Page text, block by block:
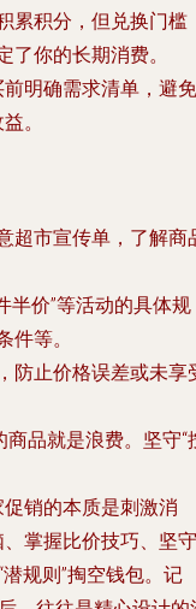
累积分，但兑换门槛
你的长期消费。
明确需求清单，避免
。
超市宣传单，了解商
半价”等活动的具体规
件等。
防止价格误差或未享
商品就是浪费。坚守“
销的本质是刺激消
掌握比价技巧、坚守
规则”掏空钱包。记